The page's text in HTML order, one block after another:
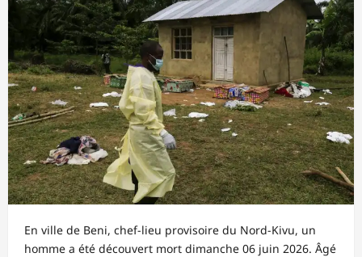
En ville de Beni, chef-lieu provisoire du Nord-Kivu, un
homme a été découvert mort dimanche 06 juin 2026. Âgé